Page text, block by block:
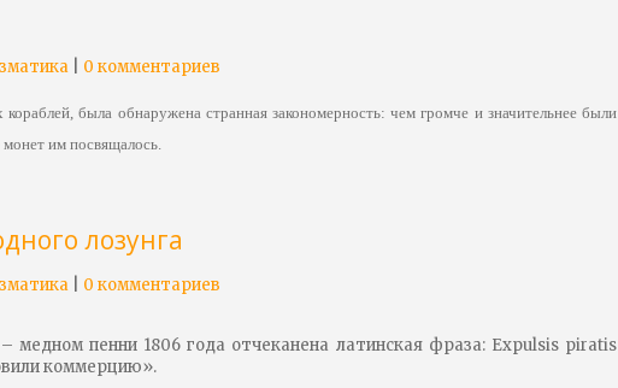
0 комментариев
была обнаружена странная закономерность: чем громче и значительнее были
им посвящалось.
лозунга
0 комментариев
медном пенни 1806 года отчеканена латинская фраза: Expulsis piratis
коммерцию».